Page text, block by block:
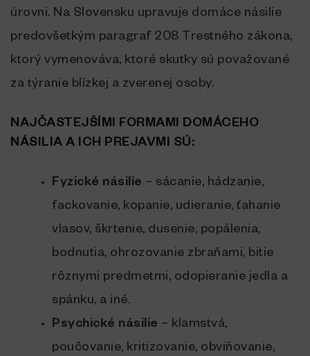
úrovni. Na Slovensku upravuje domáce násilie
predovšetkým paragraf 208 Trestného zákona,
ktorý vymenováva, ktoré skutky sú považované
za týranie blízkej a zverenej osoby.
NAJČASTEJŠÍMI FORMAMI DOMÁCEHO
NÁSILIA A ICH PREJAVMI SÚ:
Fyzické násilie – sácanie, hádzanie,
fackovanie, kopanie, udieranie, ťahanie
vlasov, škrtenie, dusenie, popálenia,
bodnutia, ohrozovanie zbraňami, bitie
rôznymi predmetmi, odopieranie jedla a
spánku, a iné.
Psychické násilie – klamstvá,
poučovanie, kritizovanie, obviňovanie,